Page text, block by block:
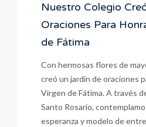
Nuestro Colegio
Oraciones Para
de Fátima
Con hermosas flores de
creó un jardín de oraciones
Virgen de Fátima. A través
Santo Rosario,
esperanza y modelo de